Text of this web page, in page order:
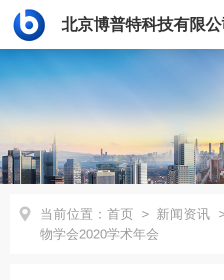
北京博普特科技有限
当前位置： 首页 > 新闻资讯
物学会2020学术年会